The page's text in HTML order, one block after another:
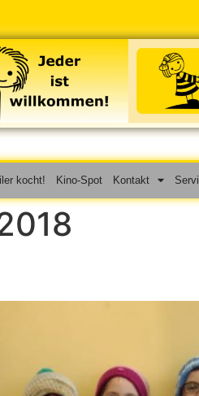
kocht! Kino-Spot Kontakt